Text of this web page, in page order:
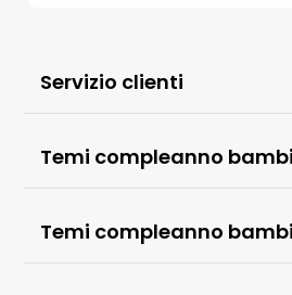
Servizio clienti
Temi compleanno
Temi compleanno